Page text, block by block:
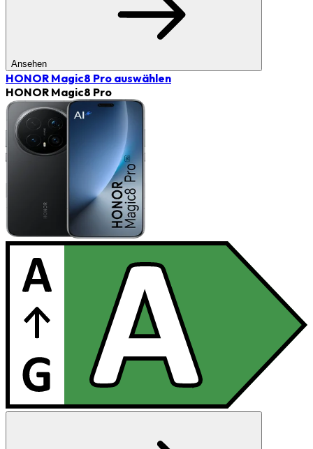
Ansehen
HONOR Magic8 Pro auswählen
HONOR Magic8 Pro